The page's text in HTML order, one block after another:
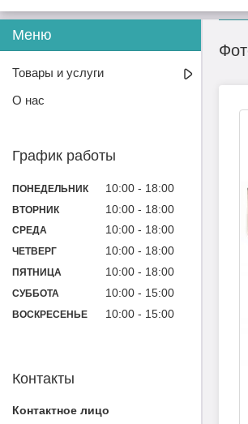
Товары и услуги
О нас
График работы
ПОНЕДЕЛЬНИК 10:00 18:00
ВТОРНИК 10:00 18:00
СРЕДА 10:00 18:00
ЧЕТВЕРГ 10:00 18:00
ПЯТНИЦА 10:00 18:00
СУББОТА 10:00 15:00
ВОСКРЕСЕНЬЕ 10:00 15:00
Контакты